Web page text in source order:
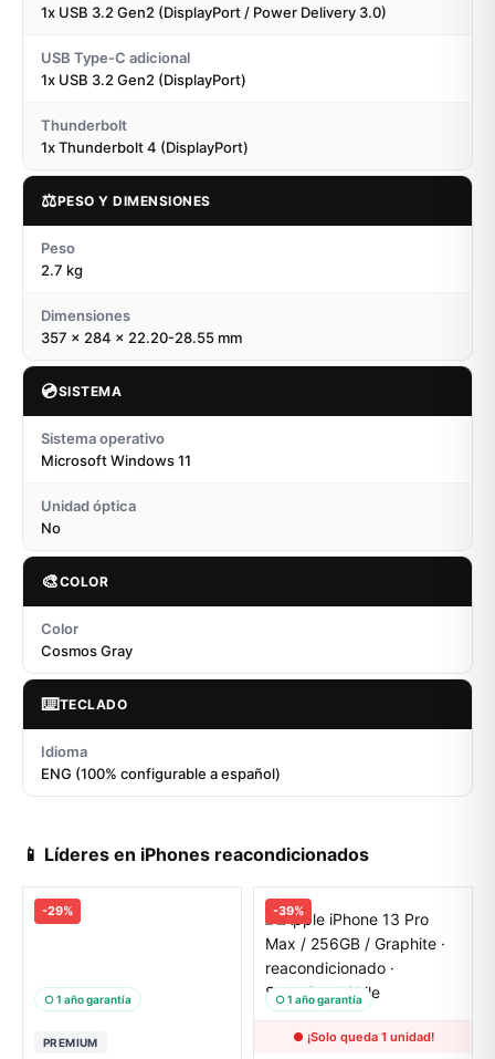
1x USB 3.2 Gen2 (DisplayPort / Power Delivery 3.0)
USB Type-C adicional
1x USB 3.2 Gen2 (DisplayPort)
Thunderbolt
1x Thunderbolt 4 (DisplayPort)
⚖️PESO Y DIMENSIONES
Peso
2.7 kg
Dimensiones
357 x 284 x 22.20-28.55 mm
💿SISTEMA
Sistema operativo
Microsoft Windows 11
Unidad óptica
No
🎨COLOR
Color
Cosmos Gray
⌨️TECLADO
Idioma
ENG (100% configurable a español)
📱 Líderes en iPhones reacondicionados
-29%
○ 1 año garantía
PREMIUM
-39%
○ 1 año garantía
● ¡Solo queda 1 unidad!